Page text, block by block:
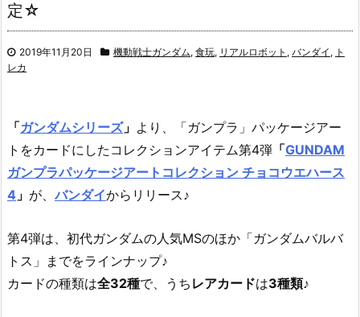
定☆
2019年11月20日 機動戦士ガンダム, 食玩, リアルロボット , バンダイ , ト
レカ
「ガンダムシリーズ」 より、「ガンプラ」パッケージアー
トをカードにしたコレクションアイテム第4弾 「GUNDAM
ガンプラパッケージアートコレクション チョコウエハース
4 」 が、バンダイからリリース♪
第4弾は、初代ガンダムの人気MSのほか「ガンダムバルバ
トス」までをラインナップ♪
カードの種類は全32種で、うち レアカードは3種類♪